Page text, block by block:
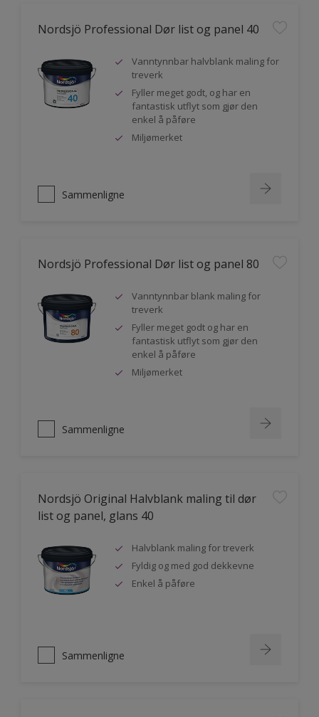
Nordsjö Professional Dør list og panel 40
Vanntynnbar halvblank maling for
treverk
Fyller meget godt, og har en
fantastisk utflyt som gjør den
enkel å påføre
Miljømerket
Sammenligne
Nordsjö Professional Dør list og panel 80
Vanntynnbar blank maling for
treverk
Fyller meget godt og har en
fantastisk utflyt som gjør den
enkel å påføre
Miljømerket
Sammenligne
Nordsjö Original Halvblank maling til dør
list og panel, glans 40
Halvblank maling for treverk
Fyldig og med god dekkevne
Enkel å påføre
Sammenligne